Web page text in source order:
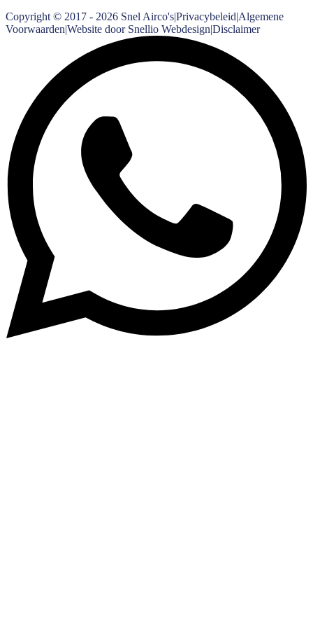
Copyright © 2017 - 2026 Snel Airco's|Privacybeleid|Algemene
Voorwaarden|Website door Snellio Webdesign|Disclaimer